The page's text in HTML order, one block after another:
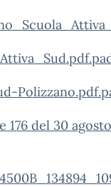
del 30